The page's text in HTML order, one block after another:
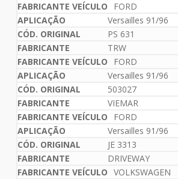
FORD
Versailles 91/96
PS 631
TRW
FORD
Versailles 91/96
503027
VIEMAR
FORD
Versailles 91/96
JE 3313
DRIVEWAY
VOLKSWAGEN